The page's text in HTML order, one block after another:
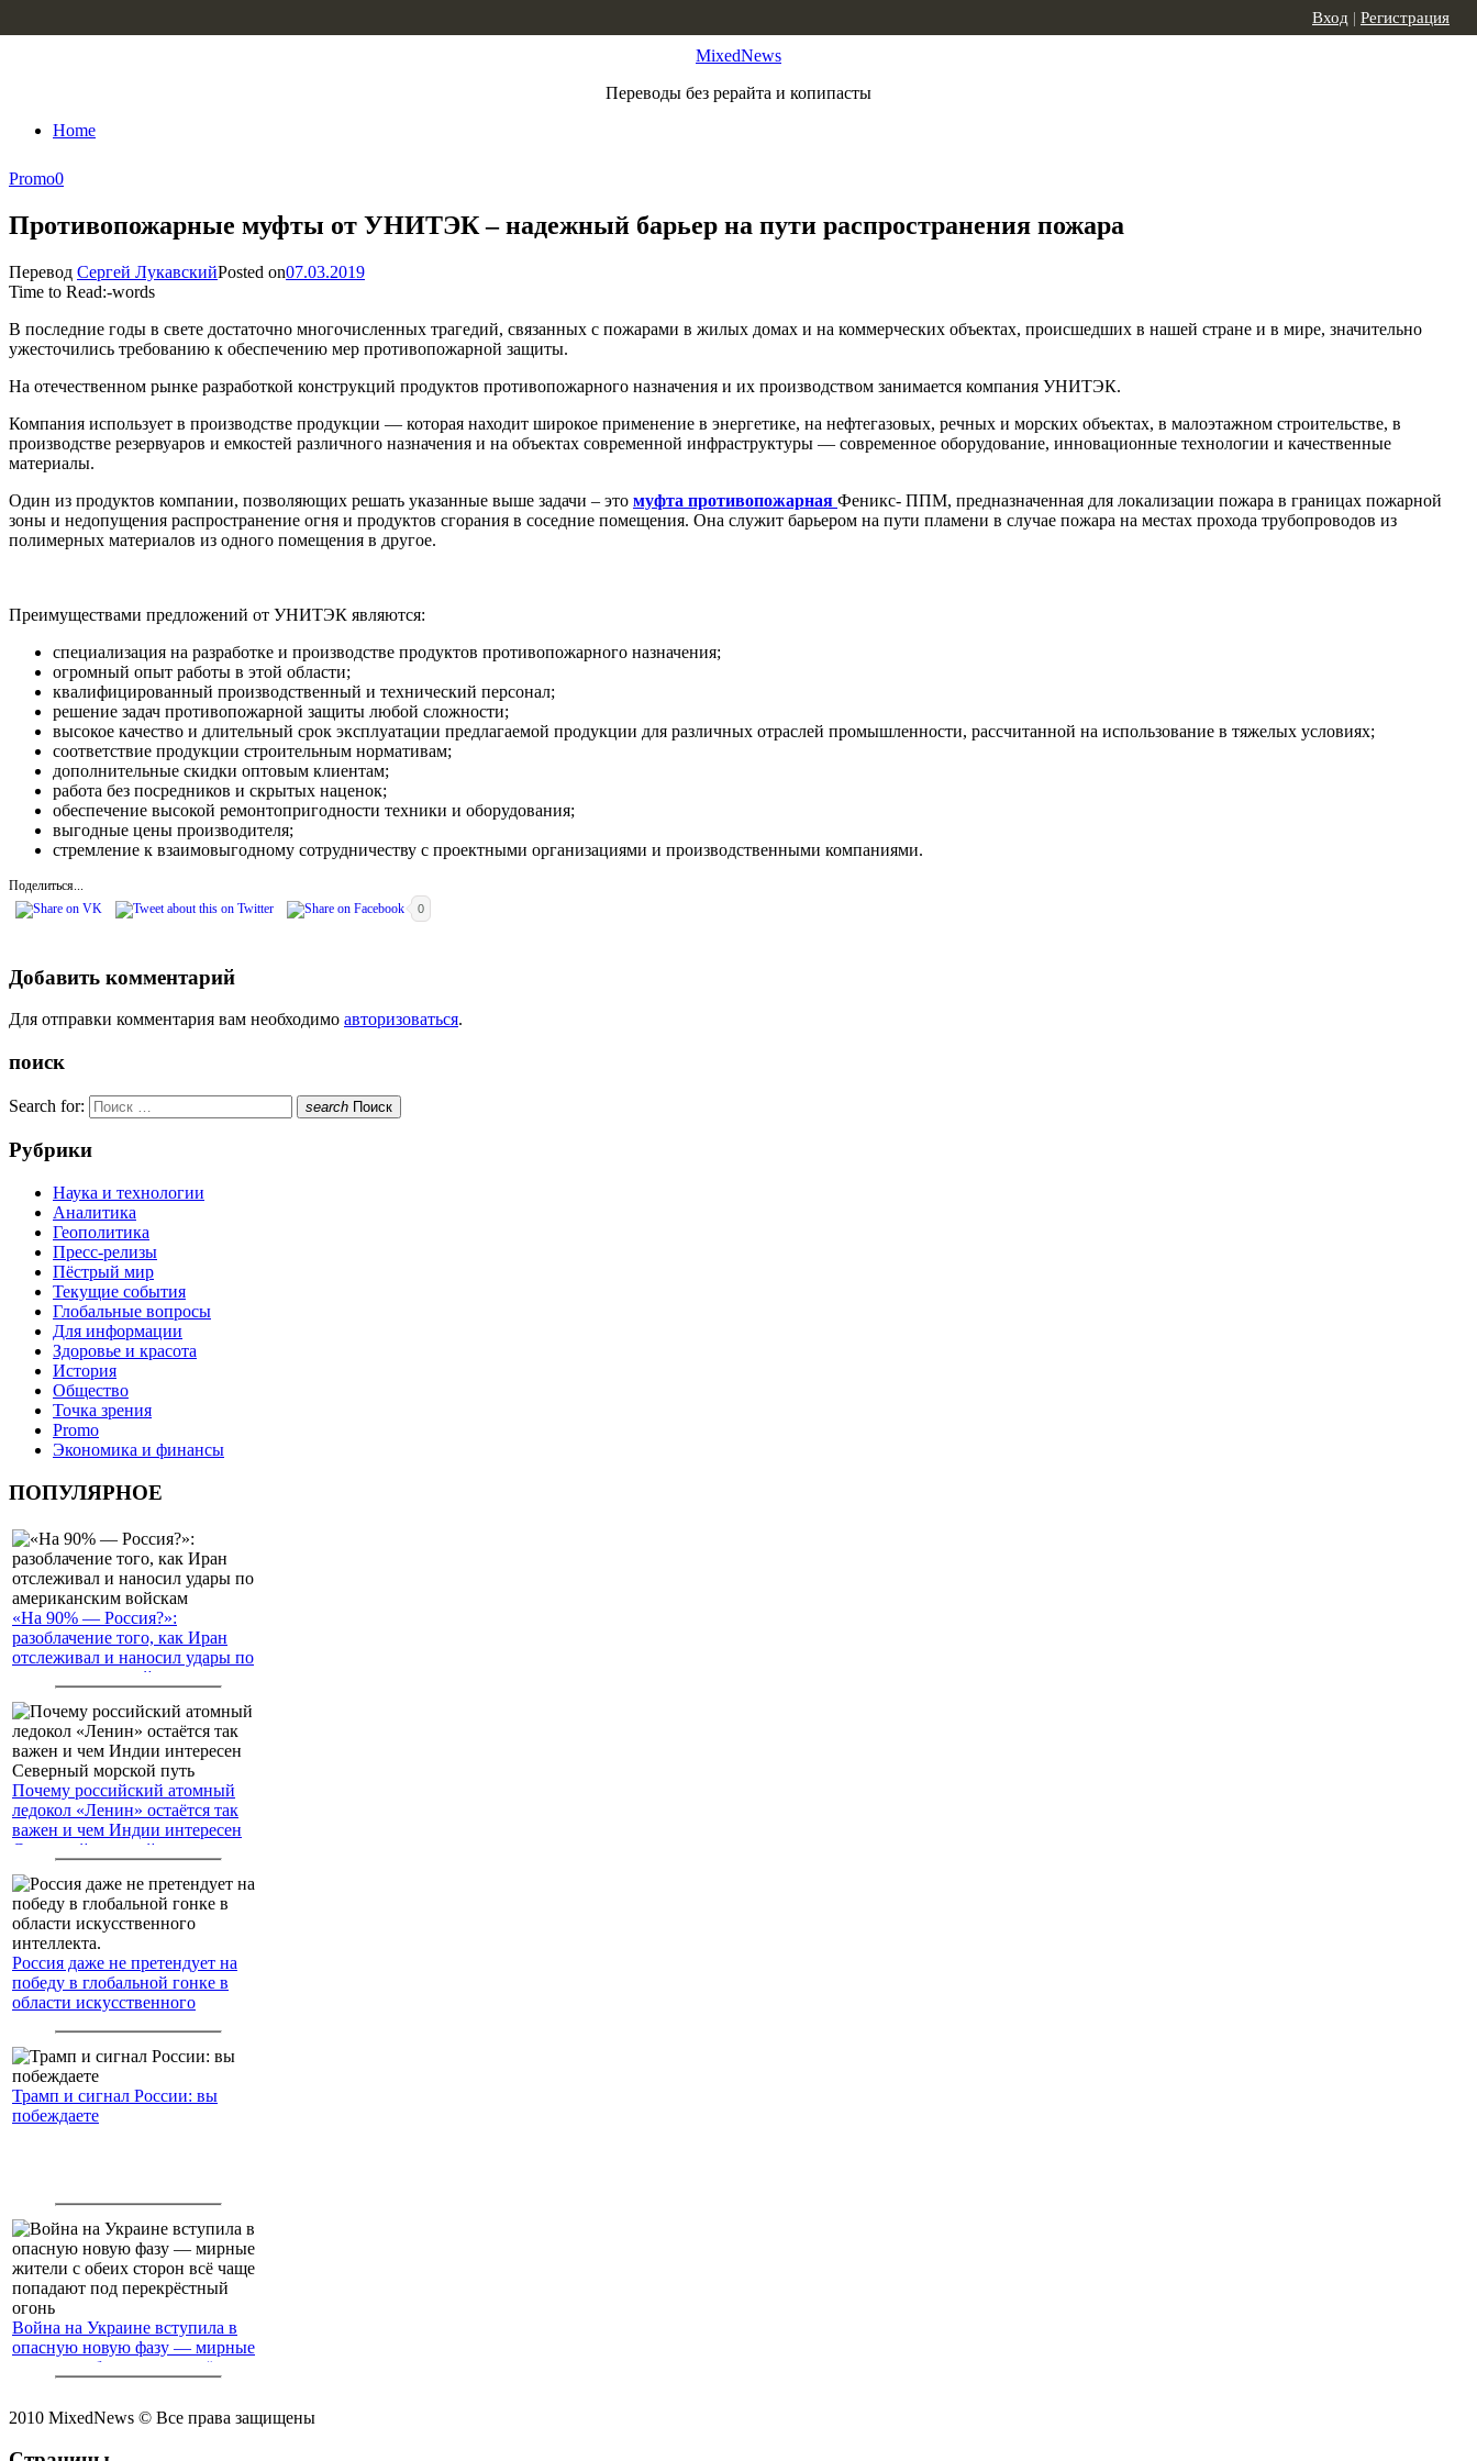
MixedNews
Переводы без рерайта и копипасты
Home
Вход | Регистрация
Promo0
Противопожарные муфты от УНИТЭК – надежный барьер на пути распространения пожара
Перевод Сергей ЛукавскийPosted on07.03.2019
Time to Read:-words
В последние годы в свете достаточно многочисленных трагедий, связанных с пожарами в жилых домах и на коммерческих объектах, происшедших в нашей стране и в мире, значительно
ужесточились требованию к обеспечению мер противопожарной защиты.
На отечественном рынке разработкой конструкций продуктов противопожарного назначения и их производством занимается компания УНИТЭК.
Компания использует в производстве продукции — которая находит широкое применение в энергетике, на нефтегазовых, речных и морских объектах, в малоэтажном строительстве, в
производстве резервуаров и емкостей различного назначения и на объектах современной инфраструктуры — современное оборудование, инновационные технологии и качественные
материалы.
Один из продуктов компании, позволяющих решать указанные выше задачи – это муфта противопожарная Феникс- ППМ, предназначенная для локализации пожара в границах пожарной
зоны и недопущения распространение огня и продуктов сгорания в соседние помещения. Она служит барьером на пути пламени в случае пожара на местах прохода трубопроводов из
полимерных материалов из одного помещения в другое.
Преимуществами предложений от УНИТЭК являются:
специализация на разработке и производстве продуктов противопожарного назначения;
огромный опыт работы в этой области;
квалифицированный производственный и технический персонал;
решение задач противопожарной защиты любой сложности;
высокое качество и длительный срок эксплуатации предлагаемой продукции для различных отраслей промышленности, рассчитанной на использование в тяжелых условиях;
соответствие продукции строительным нормативам;
дополнительные скидки оптовым клиентам;
работа без посредников и скрытых наценок;
обеспечение высокой ремонтопригодности техники и оборудования;
выгодные цены производителя;
стремление к взаимовыгодному сотрудничеству с проектными организациями и производственными компаниями.
Поделиться...
0
Добавить комментарий
Для отправки комментария вам необходимо авторизоваться.
поиск
Search for: search Поиск
Рубрики
Наука и технологии
Аналитика
Геополитика
Пресс-релизы
Пёстрый мир
Текущие события
Глобальные вопросы
Для информации
Здоровье и красота
История
Общество
Точка зрения
Promo
Экономика и финансы
ПОПУЛЯРНОЕ
«На 90% — Россия?»:
разоблачение того, как Иран
отслеживал и наносил удары по
американским войскам
Почему российский атомный
ледокол «Ленин» остаётся так
важен и чем Индии интересен
Северный морской путь
Россия даже не претендует на
победу в глобальной гонке в
области искусственного
Трамп и сигнал России: вы
побеждаете
Война на Украине вступила в
опасную новую фазу — мирные
жители с обеих сторон всё чаще
2010 MixedNews © Все права защищены